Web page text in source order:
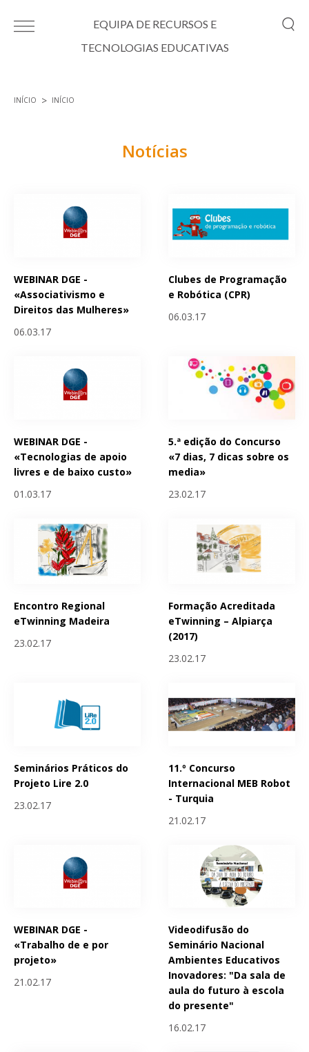
EQUIPA DE RECURSOS E
TECNOLOGIAS EDUCATIVAS
INÍCIO INÍCIO
Notícias
WEBINAR DGE -
«Associativismo e
Direitos das Mulheres»
06.03.17
Clubes de Programação
e Robótica (CPR)
06.03.17
WEBINAR DGE -
«Tecnologias de apoio
livres e de baixo custo»
01.03.17
5.ª edição do Concurso
«7 dias, 7 dicas sobre os
media»
23.02.17
Encontro Regional
eTwinning Madeira
23.02.17
Formação Acreditada
eTwinning – Alpiarça
(2017)
23.02.17
Seminários Práticos do
Projeto Lire 2.0
23.02.17
11.º Concurso
Internacional MEB Robot
- Turquia
21.02.17
WEBINAR DGE -
«Trabalho de e por
projeto»
21.02.17
Videodifusão do
Seminário Nacional
Ambientes Educativos
Inovadores: "Da sala de
aula do futuro à escola
do presente"
16.02.17
Páginas